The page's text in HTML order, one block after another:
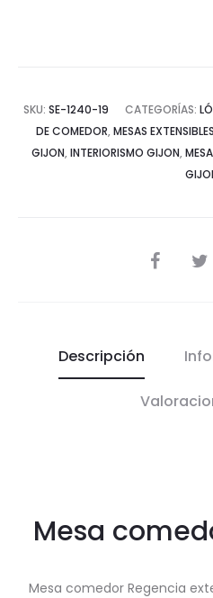
SKU: SE-1240-19 CATEGORÍAS:
DE COMEDOR, MESAS EXTENSIBLES
GIJON, INTERIORISMO GIJON,
COMPARTIR
Descripción
Mesa
Mesa comedor Regencia